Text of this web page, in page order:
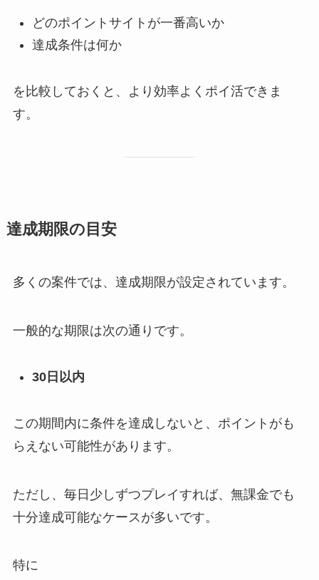
どのポイントサイトが一番高いか
達成条件は何か
を比較しておくと、より効率よくポイ活できま
す。
達成期限の目安
多くの案件では、達成期限が設定されています。
一般的な期限は次の通りです。
30日以内
この期間内に条件を達成しないと、ポイントがも
らえない可能性があります。
ただし、毎日少しずつプレイすれば、無課金でも
十分達成可能なケースが多いです。
特に